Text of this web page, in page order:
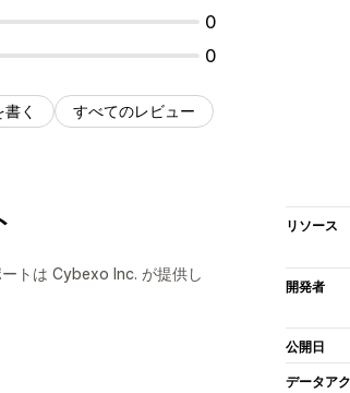
0
0
く すべてのレビュー
トは Cybexo Inc. が提供し
リソース
開発者
公開日
データア